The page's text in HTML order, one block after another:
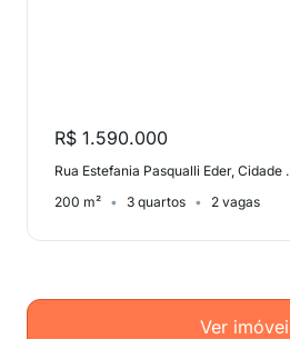
R$ 1.590.000
Rua
200 m²
3 quartos 2 vagas
Ver